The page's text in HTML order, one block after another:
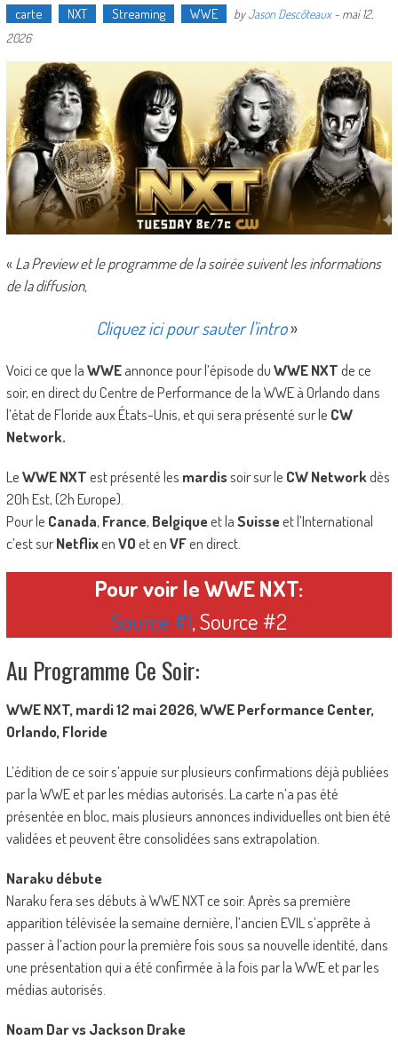
carte NXT Streaming WWE byJason Descôteaux- mai 12,
2026
«La Preview et le programme de la soirée suivent les informations
de la diffusion,
Cliquez ici pour sauter l’intro»
Voici ce que laWWEannonce pour l’épisode duWWE NXTde ce
soir, en direct du Centre de Performance de la WWE à Orlando dans
l’état de Floride aux États-Unis, et qui sera présenté sur le CW
Network.
LeWWE NXTest présenté les mardissoir sur le CW Networkdès
20h Est, (2h Europe).
Pour le Canada, France, Belgiqueet laSuisseet l’International
c’est surNetflixenVOet enVFen direct.
Pour voir le WWE NXT:
Source #1, Source #2
Au Programme Ce Soir:
WWE NXT, mardi 12 mai 2026, WWE Performance Center,
Orlando, Floride
L’édition de ce soir s’appuie sur plusieurs confirmations déjà publiées
par la WWE et par les médias autorisés. La carte n’a pas été
présentée en bloc, mais plusieurs annonces individuelles ont bien été
validées et peuvent être consolidées sans extrapolation.
Naraku débute
Naraku fera ses débuts à WWE NXT ce soir. Après sa première
apparition télévisée la semaine dernière, l’ancien EVIL s’apprête à
passer à l’action pour la première fois sous sa nouvelle identité, dans
une présentation qui a été confirmée à la fois par la WWE et par les
médias autorisés.
Noam Dar vs Jackson Drake